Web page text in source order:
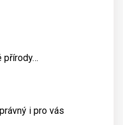
přírody…
i pro vás